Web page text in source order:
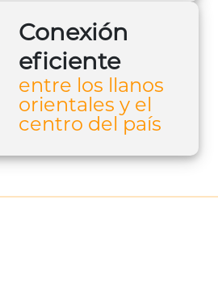
Conexión
eficiente
entre los llanos
orientales y el
centro del país